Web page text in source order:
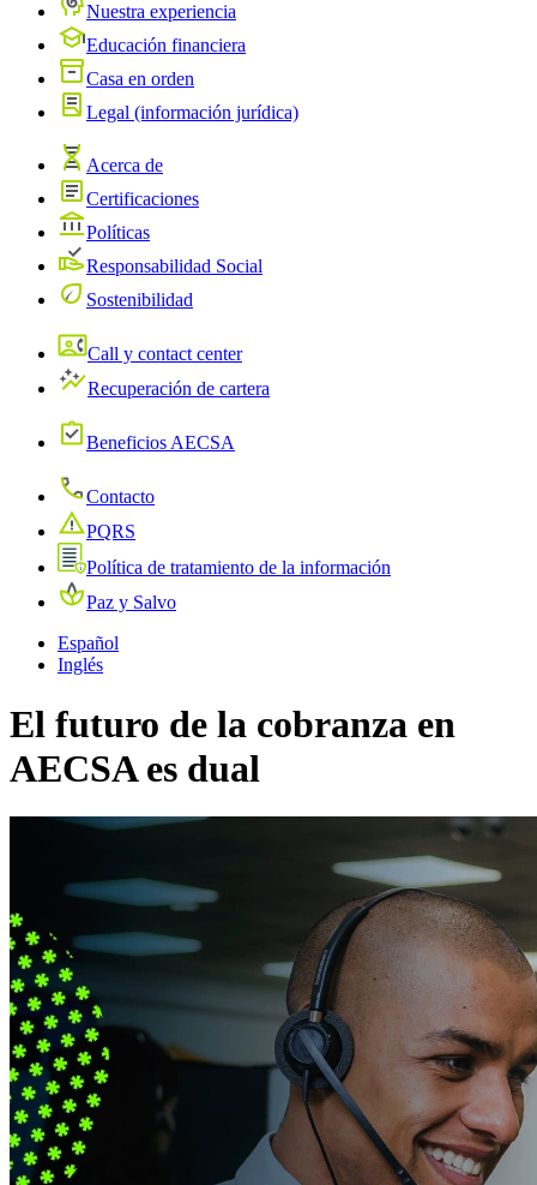
Nuestra experiencia
Educación financiera
Casa en orden
Legal (información jurídica)
Acerca de
Certificaciones
Políticas
Responsabilidad Social
Sostenibilidad
Call y contact center
Recuperación de cartera
Beneficios AECSA
Contacto
PQRS
Política de tratamiento de la información
Paz y Salvo
Español
Inglés
El futuro de la cobranza en
AECSA es dual